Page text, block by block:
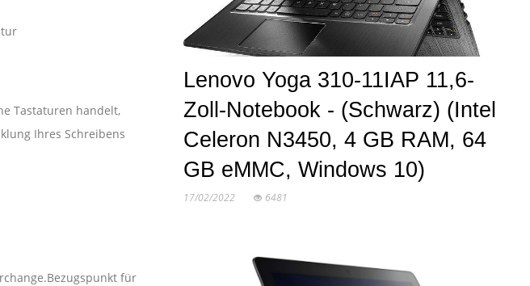
Tastaturen handelt,
Ihres Schreibens
für
Lenovo Yoga 310-11IAP 11,6-
Zoll-Notebook - (Schwarz) (Intel
Celeron N3450, 4 GB RAM, 64
GB eMMC, Windows 10)
17/02/2022 6481